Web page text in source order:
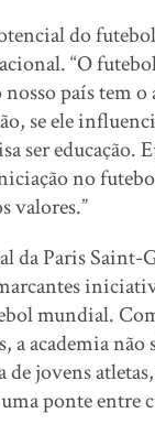
do
“O
nosso país tem o
se ele
ser educação.
no
valores.”
da Paris Saint-
mundial.
a academia
jovens
ponte entre